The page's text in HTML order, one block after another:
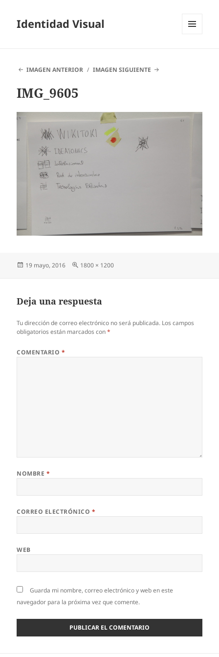
Identidad Visual
IMAGEN ANTERIOR
IMAGEN SIGUIENTE
IMG_9605
Publicado
19 mayo, 2016
Tamaño
1800 × 1200
Deja una respuesta
Tu dirección de correo electrónico no será publicada. Los campos
obligatorios están marcados con*
COMENTARIO *
NOMBRE *
CORREO ELECTRÓNICO *
WEB
Guarda mi nombre, correo electrónico y web en este
navegador para la próxima vez que comente.